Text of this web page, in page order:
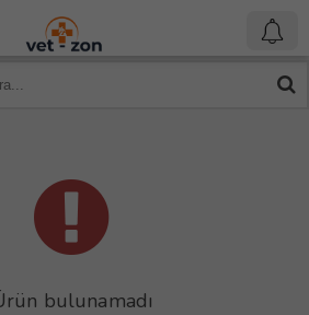
bulunamadı